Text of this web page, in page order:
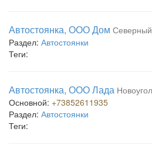
Автостоянка, ООО Дом
Раздел: Автостоянки
Теги:
Автостоянка, ООО Лада
Основной: +73852611935
Раздел: Автостоянки
Теги: